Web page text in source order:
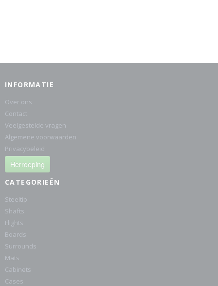
INFORMATIE
Over ons
Contact
Veelgestelde vragen
Algemene voorwaarden
Privacybeleid
Herroeping
CATEGORIEËN
Steeltip
Shafts
Flights
Boards
Surrounds
Mats
Cabinets
Cases